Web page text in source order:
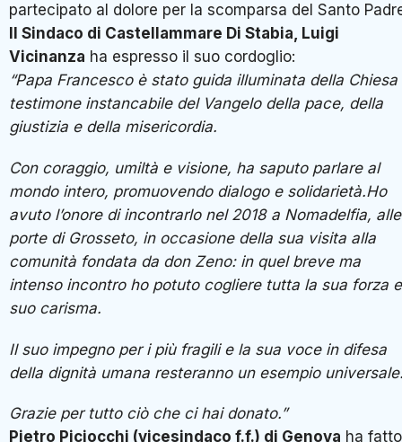
partecipato al dolore per la scomparsa del Santo
Il Sindaco di Castellammare Di Stabia, Luigi
Vicinanza ha espresso il suo cordoglio:
“Papa Francesco è stato guida illuminata della Chiesa
testimone instancabile del Vangelo della pace, della
giustizia e della misericordia.
Con coraggio, umiltà e visione, ha saputo parlare al
mondo intero, promuovendo dialogo e solidarietà.Ho
avuto l’onore di incontrarlo nel 2018 a Nomadelfia, alle
porte di Grosseto, in occasione della sua visita alla
comunità fondata da don Zeno: in quel breve ma
intenso incontro ho potuto cogliere tutta la sua forza
suo carisma.
Il suo impegno per i più fragili e la sua voce in difesa
della dignità umana resteranno un esempio
Grazie per tutto ciò che ci hai donato.”
Pietro Piciocchi (vicesindaco f.f.) di Genova ha fatto